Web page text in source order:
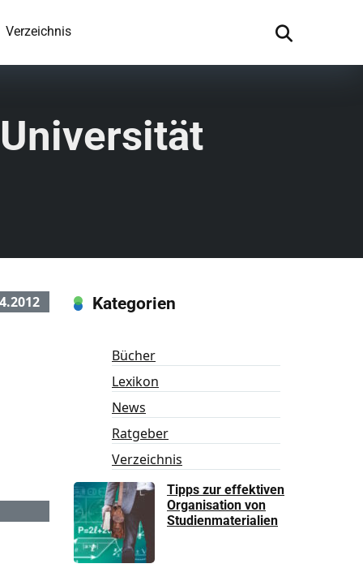
Verzeichnis
Kategorien
Bücher
Lexikon
News
Ratgeber
Verzeichnis
Tipps zur effektiven
Organisation von
Studienmaterialien